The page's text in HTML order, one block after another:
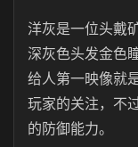
洋灰是一位头戴
深灰色头发金色
给人第一映像就
玩家的关注，不
的防御能力。